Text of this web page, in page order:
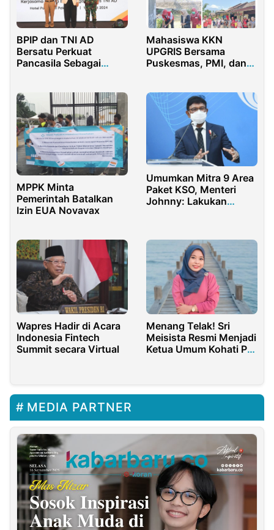
BPIP dan TNI AD
Bersatu Perkuat
Pancasila Sebagai
Mahasiswa KKN
UPGRIS Bersama
Puskesmas, PMI, dan
dengan Pembasmian
Jentik Nyamuk
MPPK Minta
Pemerintah Batalkan
Izin EUA Novavax
Umumkan Mitra 9 Area
Paket KSO, Menteri
Johnny: Lakukan
Wapres Hadir di Acara
Indonesia Fintech
Summit secara Virtual
Menang Telak! Sri
Meisista Resmi Menjadi
Ketua Umum Kohati PB
MEDIA PARTNER